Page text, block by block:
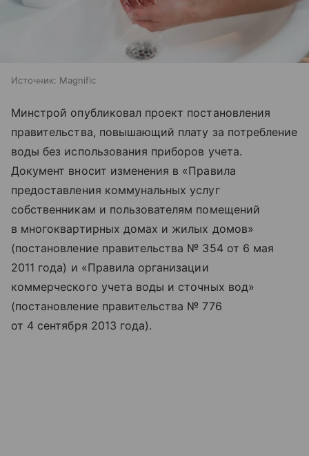
Источник: Magnific
Минстрой опубликовал проект постановления
правительства, повышающий плату за потребление
воды без использования приборов учета.
Документ вносит изменения в «Правила
предоставления коммунальных услуг
собственникам и пользователям помещений
в многоквартирных домах и жилых домов»
(постановление правительства № 354 от 6 мая
2011 года) и «Правила организации
коммерческого учета воды и сточных вод»
(постановление правительства № 776
от 4 сентября 2013 года).